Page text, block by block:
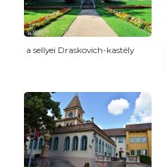
a sellyei Draskovich-kastély